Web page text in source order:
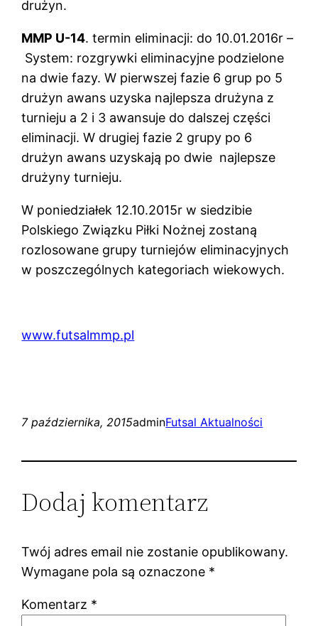
drużyn.
MMP U-14. termin eliminacji: do 10.01.2016r –
System: rozgrywki eliminacyjne podzielone
na dwie fazy. W pierwszej fazie 6 grup po 5
drużyn awans uzyska najlepsza drużyna z
turnieju a 2 i 3 awansuje do dalszej części
eliminacji. W drugiej fazie 2 grupy po 6
drużyn awans uzyskają po dwie najlepsze
drużyny turnieju.
W poniedziałek 12.10.2015r w siedzibie
Polskiego Związku Piłki Nożnej zostaną
rozlosowane grupy turniejów eliminacyjnych
w poszczególnych kategoriach wiekowych.
www.futsalmmp.pl
7 października, 2015adminFutsal Aktualności
Dodaj komentarz
Twój adres email nie zostanie opublikowany.
Wymagane pola są oznaczone *
Komentarz *